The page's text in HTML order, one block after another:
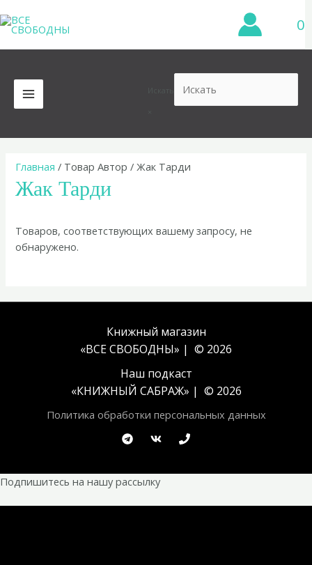
к
содержимому
0
MAIN
MENU
Главная / Товар Автор / Жак Тарди
Жак Тарди
Товаров, соответствующих вашему запросу, не
обнаружено.
Книжный магазин
«ВСЕ СВОБОДНЫ» | © 2026
Наш подкаст
«КНИЖНЫЙ САБРАЖ» | © 2026
Политика обработки персональных данных
Подпишитесь на нашу рассылку